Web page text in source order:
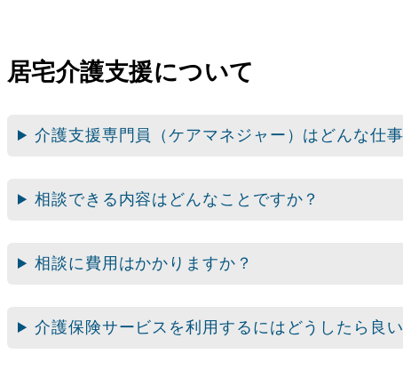
居宅介護支援について
介護支援専門員（ケアマネジャー）はどんな仕
相談できる内容はどんなことですか？
相談に費用はかかりますか？
介護保険サービスを利用するにはどうしたら良